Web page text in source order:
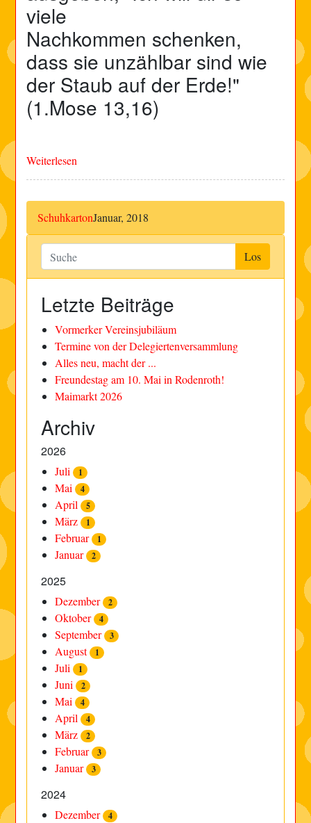
viele
Nachkommen schenken,
dass sie unzählbar sind wie
der Staub auf der Erde!"
(1.Mose 13,16)
Weiterlesen
SchuhkartonJanuar, 2018
Letzte Beiträge
Vormerker Vereinsjubiläum
Termine von der Delegiertenversammlung
Alles neu, macht der ...
Freundestag am 10. Mai in Rodenroth!
Maimarkt 2026
Archiv
2026
Juli 1
Mai 4
April 5
März 1
Februar 1
Januar 2
2025
Dezember 2
Oktober 4
September 3
August 1
Juli 1
Juni 2
Mai 4
April 4
März 2
Februar 3
Januar 3
2024
Dezember 4